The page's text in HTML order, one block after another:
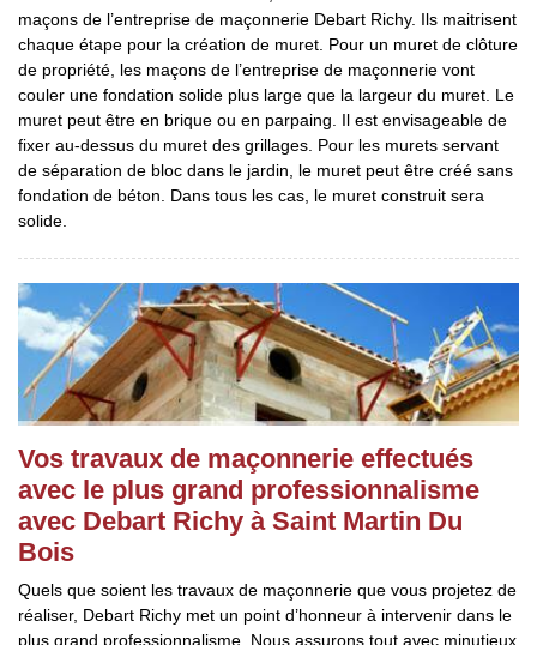
maçons de l’entreprise de maçonnerie Debart Richy. Ils maitrisent
chaque étape pour la création de muret. Pour un muret de clôture
de propriété, les maçons de l’entreprise de maçonnerie vont
couler une fondation solide plus large que la largeur du muret. Le
muret peut être en brique ou en parpaing. Il est envisageable de
fixer au-dessus du muret des grillages. Pour les murets servant
de séparation de bloc dans le jardin, le muret peut être créé sans
fondation de béton. Dans tous les cas, le muret construit sera
solide.
Vos travaux de maçonnerie effectués
avec le plus grand professionnalisme
avec Debart Richy à Saint Martin Du
Bois
Quels que soient les travaux de maçonnerie que vous projetez de
réaliser, Debart Richy met un point d’honneur à intervenir dans le
plus grand professionnalisme. Nous assurons tout avec minutieux